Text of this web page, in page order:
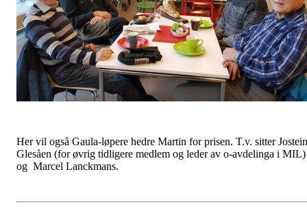
Her vil også Gaula-løpere hedre Martin for prisen. T.v. sitter Jostein
Glesåen (for øvrig tidligere medlem og leder av o-avdelinga i MIL)
og Marcel Lanckmans.